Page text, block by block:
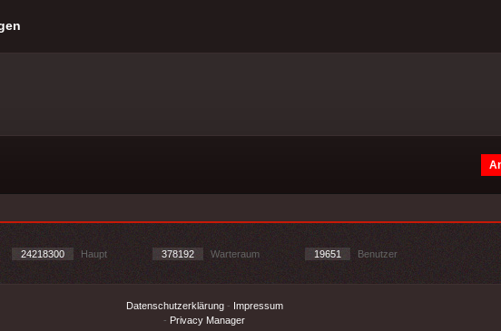
24218300 Haupt 378192 Warteraum 19651 Benutzer
Datenschutzerklärung- Impressum
- Privacy Manager